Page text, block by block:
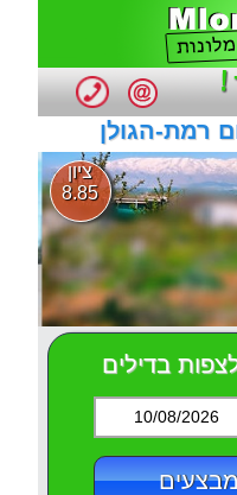
רמת-הגולן
ציון
8.85
בדילים
10/08/2026